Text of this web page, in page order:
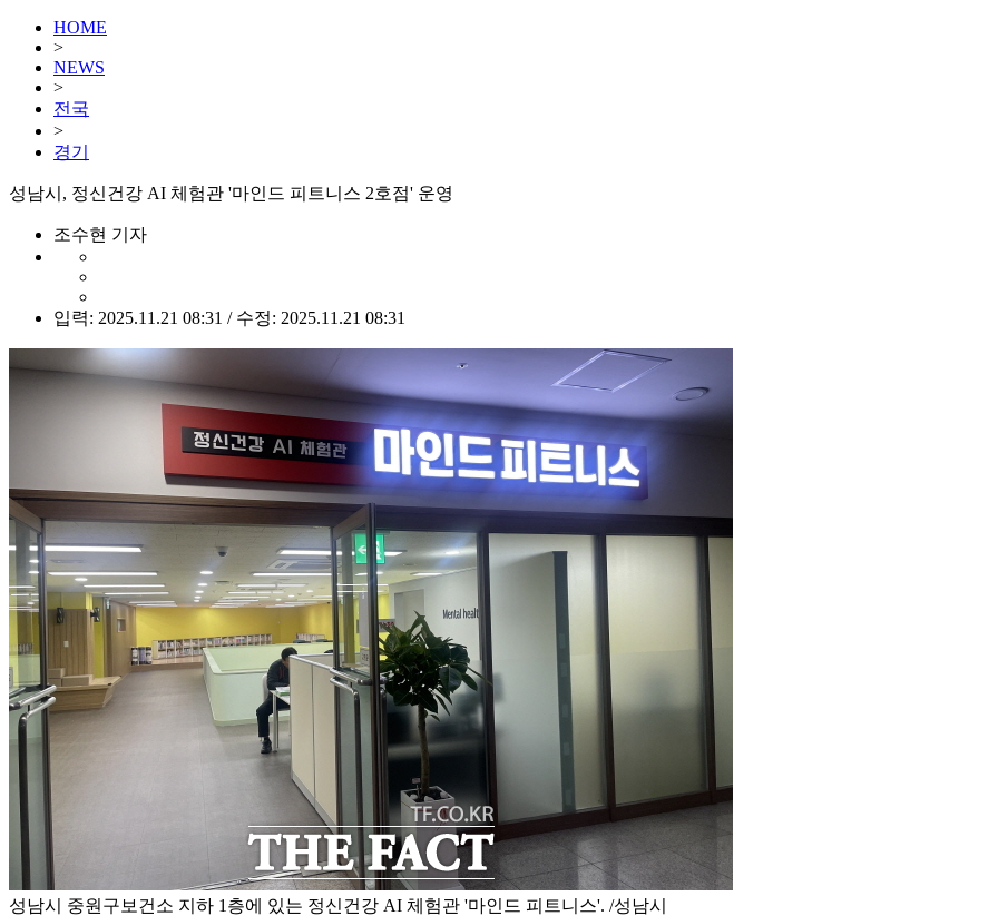
HOME
>
NEWS
>
전국
>
경기
성남시, 정신건강 AI 체험관 '마인드 피트니스 2호점' 운영
조수현 기자
입력: 2025.11.21 08:31 / 수정: 2025.11.21 08:31
성남시 중원구보건소 지하 1층에 있는 정신건강 AI 체험관 '마인드 피트니스'. /성남시